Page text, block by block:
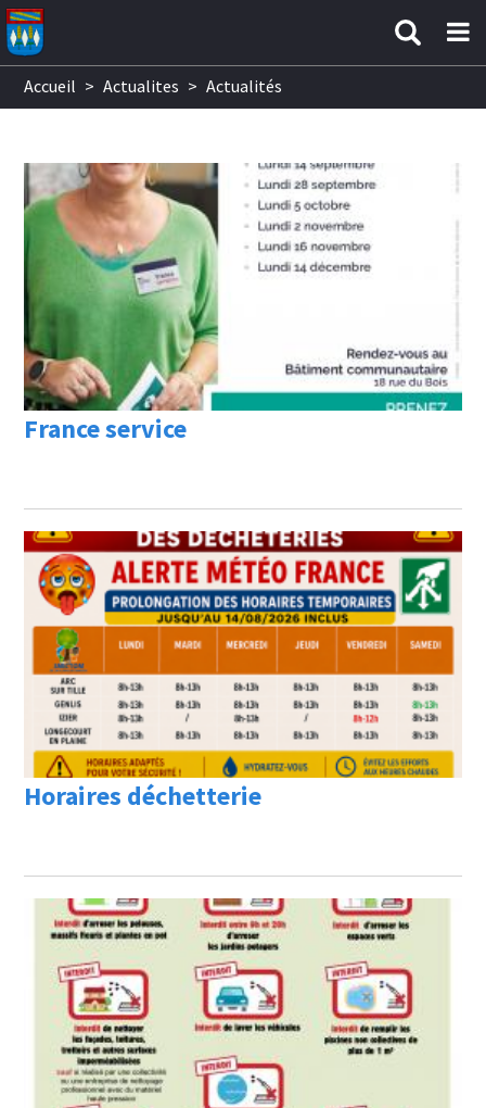
Aller au contenu principal
Accueil > Actualites > Actualités
France service
Horaires déchetterie